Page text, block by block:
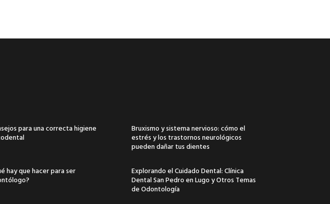
para una correcta higiene
Bruxismo y sistema nervioso: cómo el
estrés y los trastornos neurológicos
pueden dañar tus dientes
hay que hacer para ser
Explorando el Cuidado Dental: Clínica
Dental San Pedro en Lugo y Otros Temas
de Odontología